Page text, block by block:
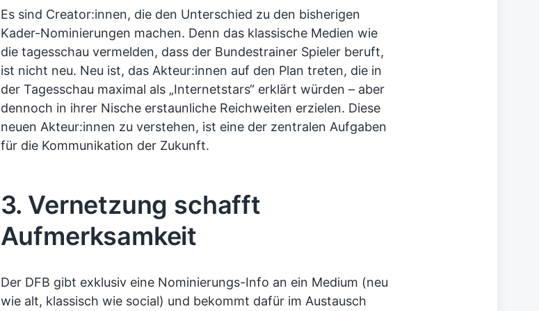
Es sind Creator:innen, die den Unterschied zu den bisherigen
Kader-Nominierungen machen. Denn das klassische Medien wie
die tagesschau vermelden, dass der Bundestrainer Spieler beruft,
ist nicht neu. Neu ist, das Akteur:innen auf den Plan treten, die in
der Tagesschau maximal als „Internetstars“ erklärt würden – aber
dennoch in ihrer Nische erstaunliche Reichweiten erzielen. Diese
neuen Akteur:innen zu verstehen, ist eine der zentralen Aufgaben
für die Kommunikation der Zukunft.
3. Vernetzung schafft
Aufmerksamkeit
Der DFB gibt exklusiv eine Nominierungs-Info an ein Medium (neu
wie alt, klassisch wie social) und bekommt dafür im Austausch